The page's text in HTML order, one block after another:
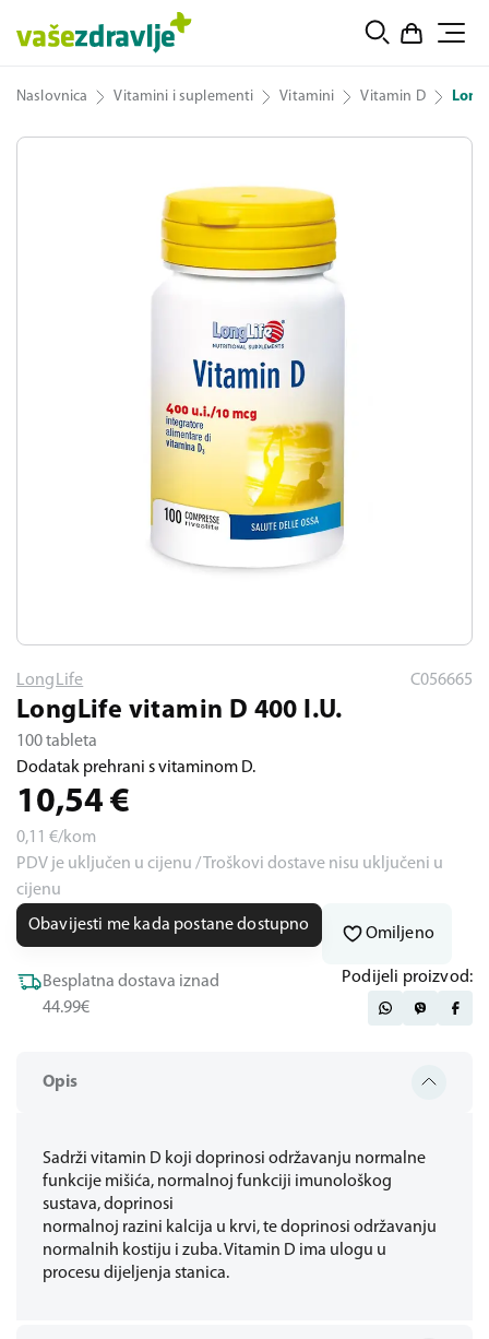
Naslovnica Vitamini i suplementi Vitamini Vitamin D
Opis
Sadrži vitamin D koji doprinosi održavanju normalne
funkcije mišića, normalnoj funkciji imunološkog
sustava, doprinosi
normalnoj razini kalcija u krvi, te doprinosi održavanju
normalnih kostiju i zuba. Vitamin D ima ulogu u
procesu dijeljenja stanica.
LongLife C056665
LongLife vitamin D 400 I.U.
100 tableta
Dodatak prehrani s vitaminom D.
10,54 €
0,11 €/kom
PDV je uključen u cijenu / Troškovi dostave nisu uključeni u
cijenu
Obavijesti me kada postane dostupno
Omiljeno
Besplatna dostava iznad
44.99€
Podijeli proizvod: